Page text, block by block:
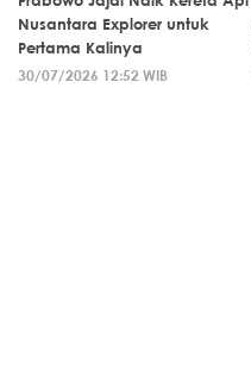
Nusantara Explorer untuk
Pertama Kalinya
30/07/2026 12:52 WIB